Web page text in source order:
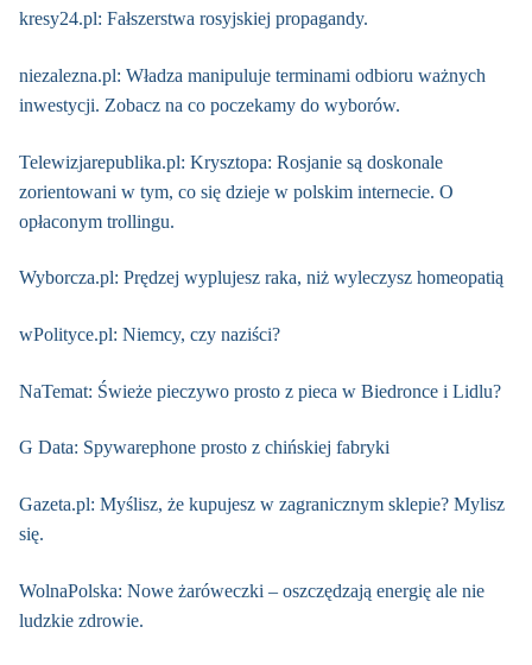
kresy24.pl: Fałszerstwa rosyjskiej propagandy.
niezalezna.pl: Władza manipuluje terminami odbioru ważnych
inwestycji. Zobacz na co poczekamy do wyborów.
Telewizjarepublika.pl: Krysztopa: Rosjanie są doskonale
zorientowani w tym, co się dzieje w polskim internecie. O
opłaconym trollingu.
Wyborcza.pl: Prędzej wyplujesz raka, niż wyleczysz homeopatią
wPolityce.pl: Niemcy, czy naziści?
NaTemat: Świeże pieczywo prosto z pieca w Biedronce i Lidlu?
G Data: Spywarephone prosto z chińskiej fabryki
Gazeta.pl: Myślisz, że kupujesz w zagranicznym sklepie? Mylisz
się.
WolnaPolska: Nowe żaróweczki – oszczędzają energię ale nie
ludzkie zdrowie.